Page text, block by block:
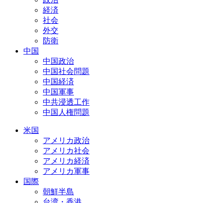
経済
社会
外交
防衛
中国
中国政治
中国社会問題
中国経済
中国軍事
中共浸透工作
中国人権問題
米国
アメリカ政治
アメリカ社会
アメリカ経済
アメリカ軍事
国際
朝鮮半島